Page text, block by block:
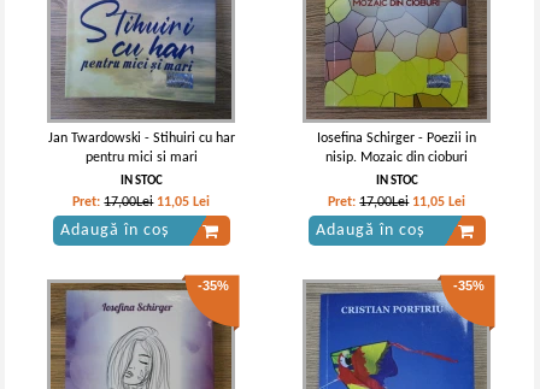
Jan Twardowski - Stihuiri cu har
pentru mici si mari
IN STOC
Pret:17,00Lei 11,05 Lei
Adaugă în coș
Iosefina Schirger - Poezii in
nisip. Mozaic din cioburi
IN STOC
Pret:17,00Lei 11,05 Lei
Adaugă în coș
-35% -35%